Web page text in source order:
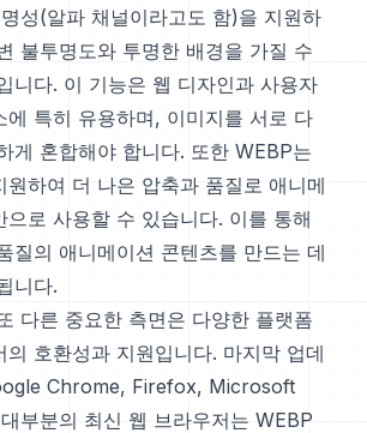
성(알파 채널이라고도 함)을 지원하
불투명도와 투명한 배경을 가질 수
니다. 이 기능은 웹 디자인과 사용자
에 특히 유용하며, 이미지를 서로 다
게 혼합해야 합니다. 또한 WEBP는
원하여 더 나은 압축과 품질로 애니메
으로 사용할 수 있습니다. 이를 통해
질의 애니메이션 콘텐츠를 만드는 데
니다.
다른 중요한 측면은 다양한 플랫폼
의 호환성과 지원입니다. 마지막 업데
Chrome, Firefox, Microsoft
부분의 최신 웹 브라우저는 WEBP